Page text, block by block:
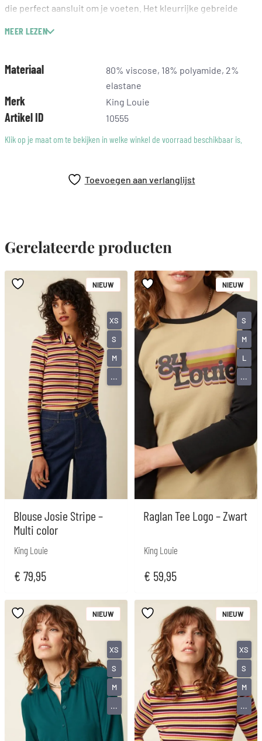
die perfect aansluit om je voeten. Het kleurrijke gebreide
gemakkelijk combineren met zowel casual als dressy outfits.
bieden, waardoor je elke stap met plezier zet.
MEER LEZEN
Materiaal
80% viscose, 18% polyamide, 2%
elastane
Merk King Louie
Artikel ID
10555
Klik op je maat om te bekijken in welke winkel de voorraad beschikbaar is.
Toevoegen aan verlanglijst
Gerelateerde producten
Blouse Josie Stripe –
Multi color
King Louie
€ 79,95
NIEUW
XS
S
M
...
Raglan Tee Logo – Zwart
King Louie
€ 59,95
NIEUW
S
M
L
...
NIEUW
XS
S
M
...
NIEUW
XS
S
M
...